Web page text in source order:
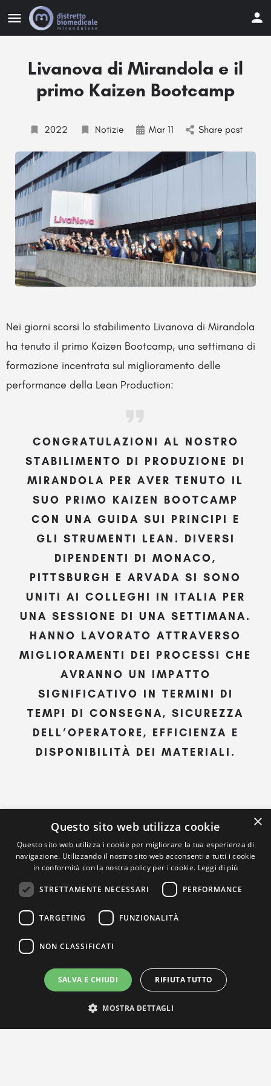
Livanova di Mirandola e il
primo Kaizen Bootcamp
2022 Notizie Mar 11 Share post
Nei giorni scorsi lo stabilimento Livanova di Mirandola
ha tenuto il primo Kaizen Bootcamp, una settimana di
formazione incentrata sul miglioramento delle
performance della Lean Production:
CONGRATULAZIONI AL NOSTRO
STABILIMENTO DI PRODUZIONE DI
MIRANDOLA PER AVER TENUTO IL
SUO PRIMO KAIZEN BOOTCAMP
CON UNA GUIDA SUI PRINCIPI E
GLI STRUMENTI LEAN. DIVERSI
DIPENDENTI DI MONACO,
PITTSBURGH E ARVADA SI SONO
UNITI AI COLLEGHI IN ITALIA PER
UNA SESSIONE DI UNA SETTIMANA.
HANNO LAVORATO ATTRAVERSO
MIGLIORAMENTI DEI PROCESSI CHE
AVRANNO UN IMPATTO
SIGNIFICATIVO IN TERMINI DI
TEMPI DI CONSEGNA, SICUREZZA
DELL’OPERATORE, EFFICIENZA E
DISPONIBILITÀ DEI MATERIALI.
×
Questo sito web utilizza cookie
Questo sito web utilizza i cookie per migliorare la tua esperienza di
navigazione. Utilizzando il nostro sito web acconsenti a tutti i cookie
in conformità con la nostra policy per i cookie. Leggi di più
STRETTAMENTE NECESSARI PERFORMANCE
TARGETING FUNZIONALITÀ
NON CLASSIFICATI
SALVA E CHIUDI RIFIUTA TUTTO
MOSTRA DETTAGLI